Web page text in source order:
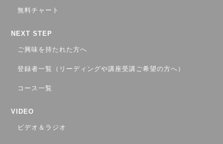
無料チャート
NEXT STEP
ご興味を持たれた方へ
登録者一覧（リーディングや講座受講ご希望の方へ）
コース一覧
VIDEO
ビデオ＆ラジオ